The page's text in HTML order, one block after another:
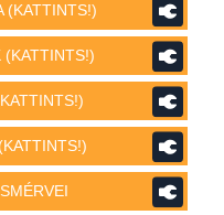
(KATTINTS!)
(KATTINTS!)